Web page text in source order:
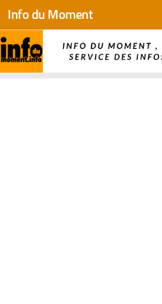
Skip to content
Info du Moment